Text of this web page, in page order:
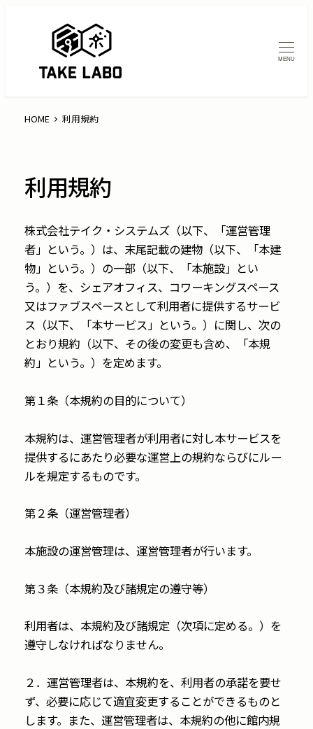
MENU
HOME 利用規約
利用規約
株式会社テイク・システムズ（以下、「運営管理
者」という。）は、末尾記載の建物（以下、「本建
物」という。）の一部（以下、「本施設」とい
う。）を、シェアオフィス、コワーキングスペース
又はファブスペースとして利用者に提供するサービ
ス（以下、「本サービス」という。）に関し、次の
とおり規約（以下、その後の変更も含め、「本規
約」という。）を定めます。
第１条（本規約の目的について）
本規約は、運営管理者が利用者に対し本サービスを
提供するにあたり必要な運営上の規約ならびにルー
ルを規定するものです。
第２条（運営管理者）
本施設の運営管理は、運営管理者が行います。
第３条（本規約及び諸規定の遵守等）
利用者は、本規約及び諸規定（次項に定める。）を
遵守しなければなりません。
２．運営管理者は、本規約を、利用者の承諾を要せ
ず、必要に応じて適宜変更することができるものと
します。また、運営管理者は、本規約の他に館内規